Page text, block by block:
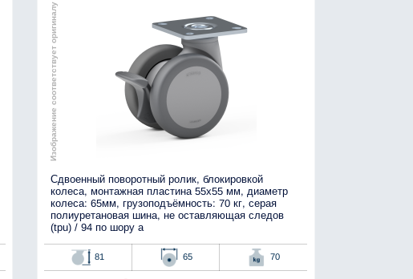
Изображение соответствует оригиналу
Сдвоенный поворотный ролик, блокировкой
колеса, монтажная пластина 55x55 мм, диаметр
колеса: 65мм, грузоподъёмность: 70 кг, серая
полиуретановая шина, не оставляющая следов
(tpu) / 94 по шору а
81 65 70